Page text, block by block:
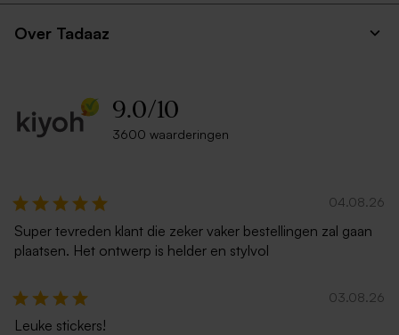
Over Tadaaz
9.0/10
3600 waarderingen
04.08.26
Super tevreden klant die zeker vaker bestellingen zal gaan
plaatsen. Het ontwerp is helder en stylvol
03.08.26
Leuke stickers!